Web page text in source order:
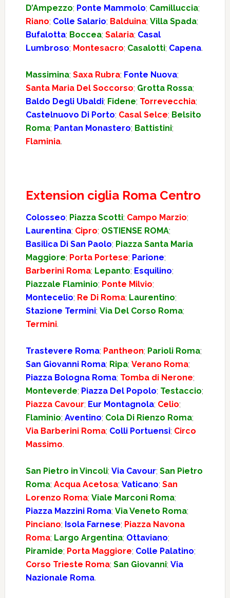
D’Ampezzo; Ponte Mammolo; Camilluccia;
Riano; Colle Salario; Balduina; Villa Spada;
Bufalotta; Boccea; Salaria; Casal
Lumbroso; Montesacro; Casalotti; Capena.
Massimina; Saxa Rubra; Fonte Nuova;
Santa Maria Del Soccorso; Grotta Rossa;
Baldo Degli Ubaldi; Fidene; Torrevecchia;
Castelnuovo Di Porto; Casal Selce; Belsito
Roma; Pantan Monastero; Battistini;
Flaminia.
Extension ciglia Roma Centro
Colosseo; Piazza Scotti; Campo Marzio;
Laurentina; Cipro; OSTIENSE ROMA;
Basilica Di San Paolo; Piazza Santa Maria
Maggiore; Porta Portese; Parione;
Barberini Roma; Lepanto; Esquilino;
Piazzale Flaminio; Ponte Milvio;
Montecelio; Re Di Roma; Laurentino;
Stazione Termini; Via Del Corso Roma;
Termini.
Trastevere Roma; Pantheon; Parioli Roma;
San Giovanni Roma; Ripa; Verano Roma;
Piazza Bologna Roma; Tomba di Nerone;
Monteverde; Piazza Del Popolo; Testaccio;
Piazza Cavour; Eur Montagnola; Celio;
Flaminio; Aventino; Cola Di Rienzo Roma;
Via Barberini Roma; Colli Portuensi; Circo
Massimo.
San Pietro in Vincoli; Via Cavour; San Pietro
Roma; Acqua Acetosa; Vaticano; San
Lorenzo Roma; Viale Marconi Roma;
Piazza Mazzini Roma; Via Veneto Roma;
Pinciano; Isola Farnese; Piazza Navona
Roma; Largo Argentina; Ottaviano;
Piramide; Porta Maggiore; Colle Palatino;
Corso Trieste Roma; San Giovanni; Via
Nazionale Roma.